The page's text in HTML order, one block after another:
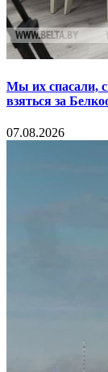
Мы их спасали,
взяться за
07.08.2026